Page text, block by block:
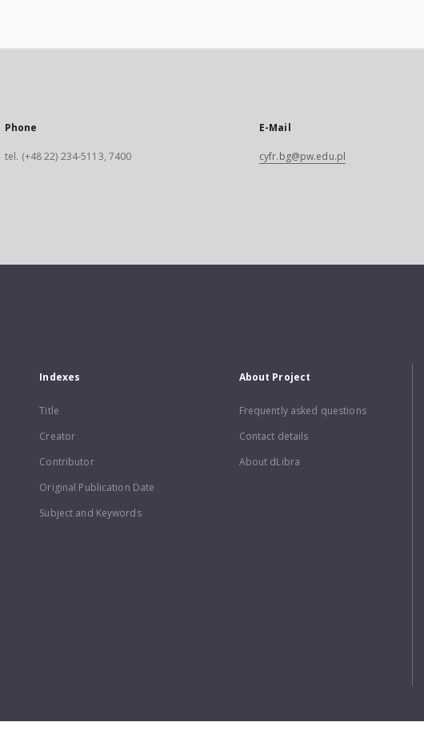
Phone
tel. (+48 22) 234-5113, 7400
E-Mail
cyfr.bg@pw.edu.pl
Indexes
Title
Creator
Contributor
Original Publication Date
Subject and Keywords
About Project
Frequently asked questions
Contact details
About dLibra